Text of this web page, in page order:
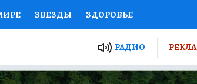
ЗВЕЗДЫ ЗДОРОВЬЕ
ПРОЕКТЫ РОССИИ
ЖЕНСКИЕ СЕКРЕТЫ ПУТЕВОДИТЕЛЬ
РАДИО